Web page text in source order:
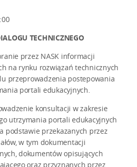
TECHNICZNEGO
przez NASK informacji
na rynku rozwiązań technicznych
przeprowadzenia postepowania
portali edukacyjnych.
konsultacji w zakresie
utrzymania portali edukacyjnych
podstawie przekazanych przez
w tym dokumentacji
dokumentów opisujących
oraz przyznanych przez